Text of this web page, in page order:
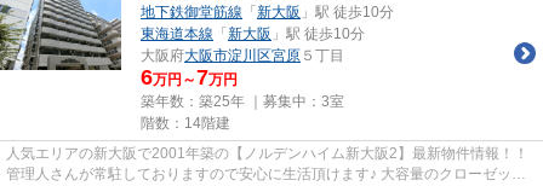
地下鉄御堂筋線 「 新大阪 」駅 徒歩10分
東海道本線 「 新大阪 」駅 徒歩10分
大阪府大阪市淀川区宮原 ５丁目
6万円～7万円
築年数：築25年 ｜募集中： 3室
階数：14階建
人気エリアの新大阪で2001年築の【ノルデンハイム新大阪2】最新物件情報！！
管理人さんが常駐しておりますので安心に生活頂けます♪ 大容量のクローゼット